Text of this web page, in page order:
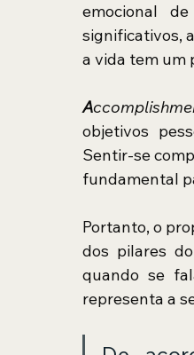
emocional
significativos,
a vida tem um
A
objetivos
Sentir-se
fundamental
Portanto, o
dos pilares
quando se
representa a